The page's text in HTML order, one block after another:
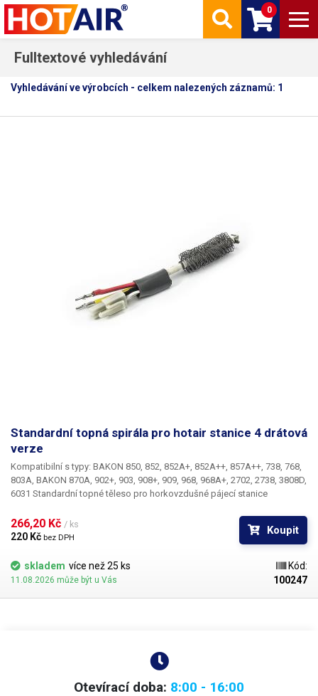
0
Fulltextové vyhledávání
Vyhledávání ve výrobcích - celkem nalezených záznamů: 1
Standardní topná spirála pro hotair stanice 4 drátová
verze
Kompatibilní s typy: BAKON 850, 852, 852A+, 852A++, 857A++, 738, 768,
803A, BAKON 870A, 902+, 903, 908+, 909, 968, 968A+, 2702, 2738, 3808D,
6031 Standardní topné těleso pro horkovzdušné pájecí stanice
skleněnou vložkou. Skladem jsou 4-drátové i 2-drátové varianty této
spirály (řady 852 s termočlánkem pro měření teploty i řady 850 bez
266,20 Kč / ks
220 Kč bez DPH
Koupit
skladem více než 25 ks
11.08.2026 může být u Vás
Kód:
100247
Otevírací doba: 8:00 - 16:00